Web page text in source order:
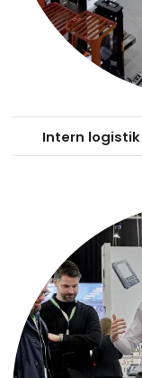
Intern logistik